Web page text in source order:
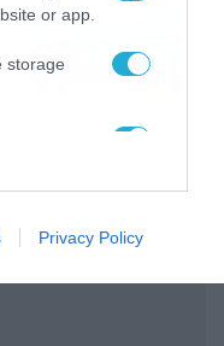
or app.
storage
and other
Privacy Policy